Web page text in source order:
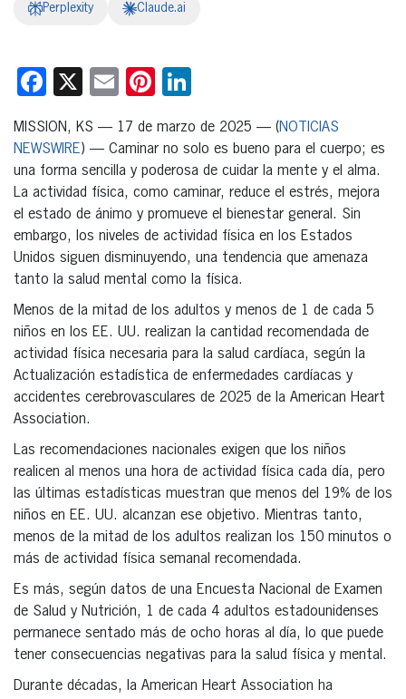
Perplexity Claude.ai
Facebook
X EmailPinterest
MISSION, KS — 17 de marzo de 2025 — (NOTICIAS
NEWSWIRE) — Caminar no solo es bueno para el cuerpo; es
una forma sencilla y poderosa de cuidar la mente y el alma.
La actividad física, como caminar, reduce el estrés, mejora
el estado de ánimo y promueve el bienestar general. Sin
embargo, los niveles de actividad física en los Estados
Unidos siguen disminuyendo, una tendencia que amenaza
tanto la salud mental como la física.
Menos de la mitad de los adultos y menos de 1 de cada 5
niños en los EE. UU. realizan la cantidad recomendada de
actividad física necesaria para la salud cardíaca, según la
Actualización estadística de enfermedades cardíacas y
accidentes cerebrovasculares de 2025 de la American Heart
Association.
Las recomendaciones nacionales exigen que los niños
realicen al menos una hora de actividad física cada día, pero
las últimas estadísticas muestran que menos del 19% de los
niños en EE. UU. alcanzan ese objetivo. Mientras tanto,
menos de la mitad de los adultos realizan los 150 minutos o
más de actividad física semanal recomendada.
Es más, según datos de una Encuesta Nacional de Examen
de Salud y Nutrición, 1 de cada 4 adultos estadounidenses
permanece sentado más de ocho horas al día, lo que puede
tener consecuencias negativas para la salud física y mental.
Durante décadas, la American Heart Association ha